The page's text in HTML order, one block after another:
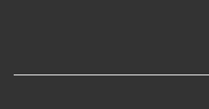
کارخانه و خدمات در کشور
ایران میباشد.